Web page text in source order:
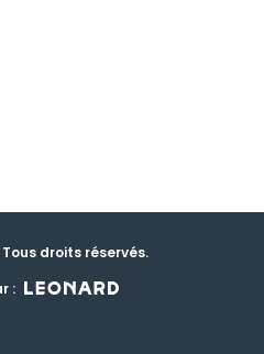
droits réservés.
: